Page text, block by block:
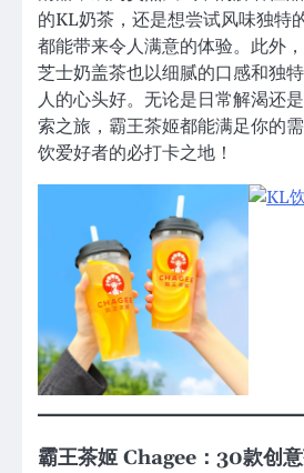
的KL奶茶，还是想尝试风味独特
都能带来令人满意的体验。此外
芝士奶盖茶也以细腻的口感和独
人的心头好。无论是日常解渴还
索之旅，霸王茶姬都能满足你的
饮爱好者的必打卡之地！
霸王茶姬 Chagee：30款创